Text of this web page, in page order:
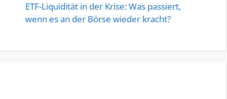
ETF-Liquidität in der Krise: Was passiert,
wenn es an der Börse wieder kracht?